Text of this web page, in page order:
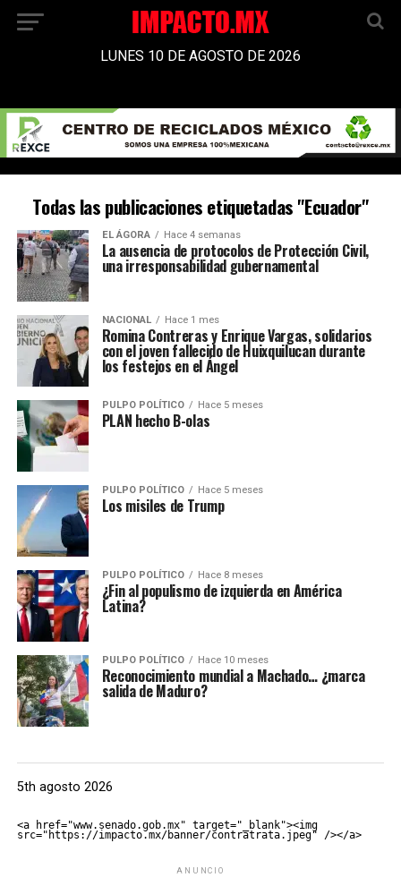
LUNES 10 DE AGOSTO DE 2026
Todas las publicaciones etiquetadas "Ecuador"
EL ÁGORA Hace 4 semanas
La ausencia de protocolos de Protección Civil,
una irresponsabilidad gubernamental
NACIONAL Hace 1 mes
Romina Contreras y Enrique Vargas, solidarios
con el joven fallecido de Huixquilucan durante
los festejos en el Ángel
PULPO POLÍTICO Hace 5 meses
PLAN hecho B-olas
PULPO POLÍTICO Hace 5 meses
Los misiles de Trump
PULPO POLÍTICO Hace 8 meses
¿Fin al populismo de izquierda en América
Latina?
PULPO POLÍTICO Hace 10 meses
Reconocimiento mundial a Machado… ¿marca
salida de Maduro?
5th agosto 2026
<a href="www.senado.gob.mx" target="_blank"><img
src="https://impacto.mx/banner/contratrata.jpeg" /></a>
ANUNCIO